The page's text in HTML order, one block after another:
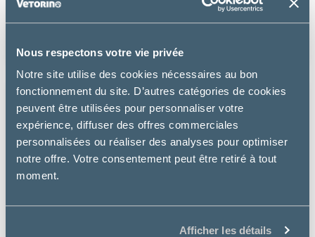
Nous respectons votre vie privée
Notre site utilise des cookies nécessaires au bon
fonctionnement du site. D’autres catégories de cookies
peuvent être utilisées pour personnaliser votre
expérience, diffuser des offres commerciales
personnalisées ou réaliser des analyses pour optimiser
notre offre. Votre consentement peut être retiré à tout
moment.
Afficher les détails
23.76€